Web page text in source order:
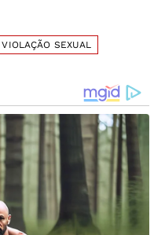
VIOLAÇÃO SEXUAL